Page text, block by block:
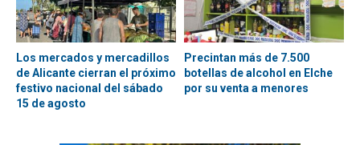
Los mercados y mercadillos
de Alicante cierran el próximo
festivo nacional del sábado
15 de agosto
Precintan más de 7.500
botellas de alcohol en Elche
por su venta a menores